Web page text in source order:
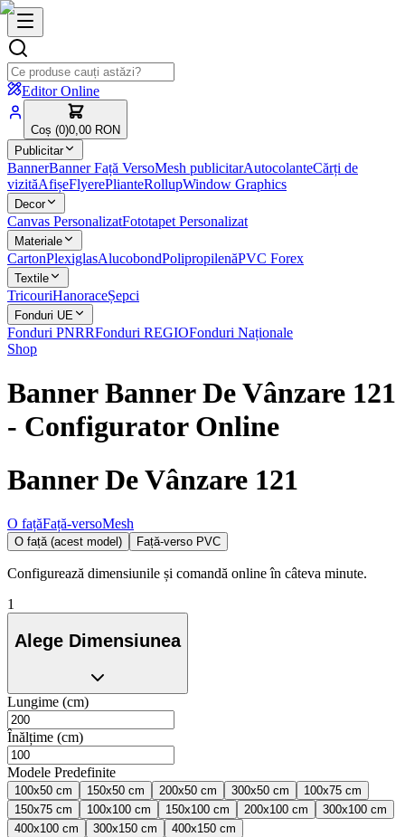
Editor Online
Coș (0)0,00 RON
Publicitar
BannerBanner Față VersoMesh publicitarAutocolanteCărți de
vizităAfișeFlyerePlianteRollupWindow Graphics
Decor
Canvas PersonalizatFototapet Personalizat
Materiale
CartonPlexiglasAlucobondPolipropilenăPVC Forex
Textile
TricouriHanoraceȘepci
Fonduri UE
Fonduri PNRRFonduri REGIOFonduri Naționale
Shop
Banner Banner De Vânzare 121
- Configurator Online
Banner De Vânzare 121
O fațăFață-versoMesh
O față (acest model) Față-verso PVC
Configurează dimensiunile și comandă online în câteva minute.
1
Alege Dimensiunea
Lungime (cm)
Înălțime (cm)
Modele Predefinite
100x50 cm 150x50 cm 200x50 cm 300x50 cm
100x75 cm
150x75 cm
100x100 cm 150x100 cm 200x100 cm
300x100 cm
400x100 cm
300x150 cm 400x150 cm